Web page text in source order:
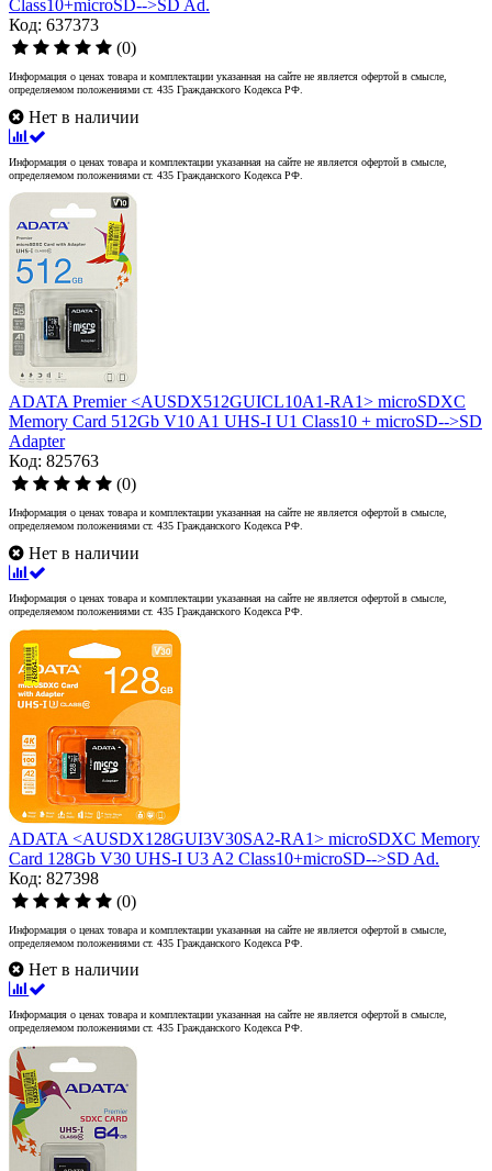
Class10+microSD-->SD Ad.
Код: 637373
(0)
Информация о ценах товара и комплектации указанная на сайте не является офертой в смысле,
определяемом положениями ст. 435 Гражданского Кодекса РФ.
Нет в наличии
Информация о ценах товара и комплектации указанная на сайте не является офертой в смысле,
определяемом положениями ст. 435 Гражданского Кодекса РФ.
ADATA Premier <AUSDX512GUICL10A1-RA1> microSDXC
Memory Card 512Gb V10 A1 UHS-I U1 Class10 + microSD-->SD
Adapter
Код: 825763
(0)
Информация о ценах товара и комплектации указанная на сайте не является офертой в смысле,
определяемом положениями ст. 435 Гражданского Кодекса РФ.
Нет в наличии
Информация о ценах товара и комплектации указанная на сайте не является офертой в смысле,
определяемом положениями ст. 435 Гражданского Кодекса РФ.
ADATA <AUSDX128GUI3V30SA2-RA1> microSDXC Memory
Card 128Gb V30 UHS-I U3 A2 Class10+microSD-->SD Ad.
Код: 827398
(0)
Информация о ценах товара и комплектации указанная на сайте не является офертой в смысле,
определяемом положениями ст. 435 Гражданского Кодекса РФ.
Нет в наличии
Информация о ценах товара и комплектации указанная на сайте не является офертой в смысле,
определяемом положениями ст. 435 Гражданского Кодекса РФ.